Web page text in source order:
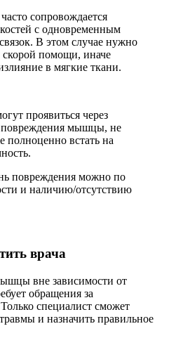
сопровождается
с одновременным
В этом случае нужно
скорой помощи, иначе
в мягкие ткани.
проявиться через
повреждения мышцы, не
полноценно встать на
повреждения можно по
и наличию/отсутствию
врача
вне зависимости от
обращения за
специалист сможет
и назначить правильное